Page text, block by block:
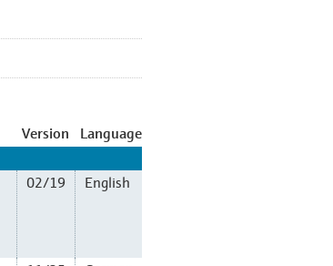
Version
Language
02/19 English